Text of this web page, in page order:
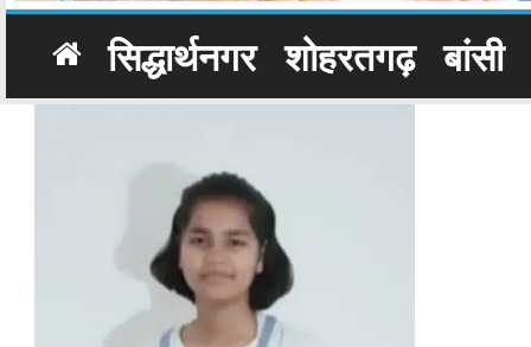
सिद्धार्थनगर शोहरतगढ़ बांसी